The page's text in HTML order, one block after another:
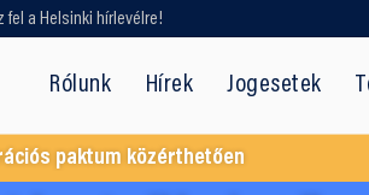
fel a Helsinki hírlevélre!
Rólunk Hírek Jogesetek
a
paktum közérthetően